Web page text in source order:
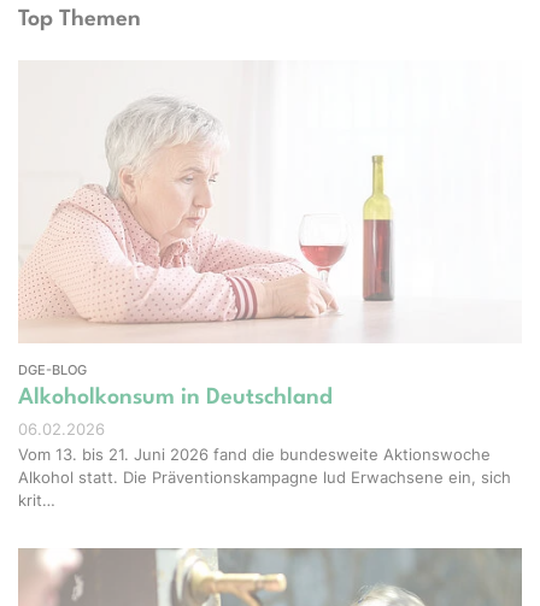
Top Themen
DGE-BLOG
Alkoholkonsum in Deutschland
06.02.2026
Vom 13. bis 21. Juni 2026 fand die bundesweite Aktionswoche
Alkohol statt. Die Präventionskampagne lud Erwachsene ein, sich
krit…